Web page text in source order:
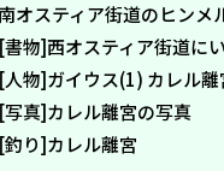
オスティア街道のヒンメ
書物]西オスティア街道に
人物]ガイウス(1) カレル
写真]カレル離宮の写真
釣り]カレル離宮